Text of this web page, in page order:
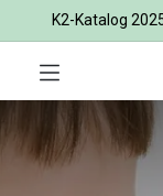
K2-Katalog